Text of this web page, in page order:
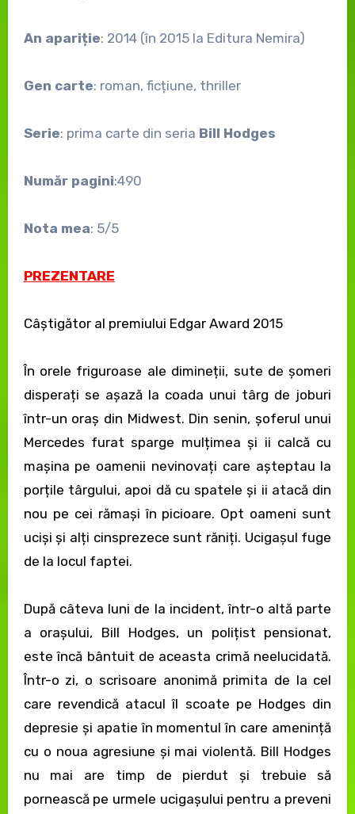
An apariție: 2014 (în 2015 la Editura Nemira)
Gen carte: roman, ficțiune, thriller
Serie: prima carte din seria Bill Hodges
Număr pagini:490
Nota mea: 5/5
PREZENTARE
Câștigător al premiului Edgar Award 2015
În orele friguroase ale dimineții, sute de șomeri
disperați se așază la coada unui târg de joburi
într-un oraș din Midwest. Din senin, șoferul unui
Mercedes furat sparge mulțimea și ii calcă cu
mașina pe oamenii nevinovați care așteptau la
porțile târgului, apoi dă cu spatele și ii atacă din
nou pe cei rămași în picioare. Opt oameni sunt
uciși și alți cinsprezece sunt răniți. Ucigașul fuge
de la locul faptei.
După câteva luni de la incident, într-o altă parte
a orașului, Bill Hodges, un polițist pensionat,
este încă bântuit de aceasta crimă neelucidată.
Într-o zi, o scrisoare anonimă primita de la cel
care revendică atacul îl scoate pe Hodges din
depresie și apatie în momentul în care amenință
cu o noua agresiune și mai violentă. Bill Hodges
nu mai are timp de pierdut și trebuie să
pornească pe urmele ucigașului pentru a preveni